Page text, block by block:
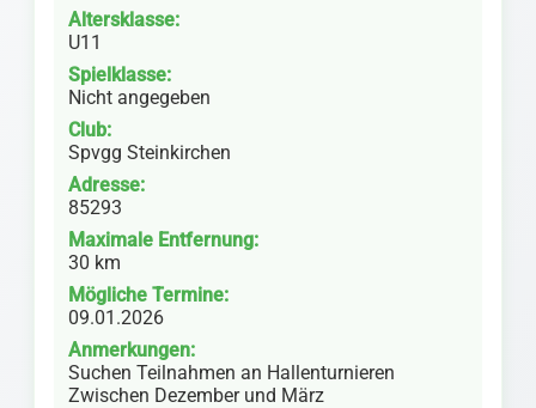
Altersklasse:
U11
Spielklasse:
Nicht angegeben
Club:
Spvgg Steinkirchen
Adresse:
85293
Maximale Entfernung:
30 km
Mögliche Termine:
09.01.2026
Anmerkungen:
Suchen Teilnahmen an Hallenturnieren
Zwischen Dezember und März